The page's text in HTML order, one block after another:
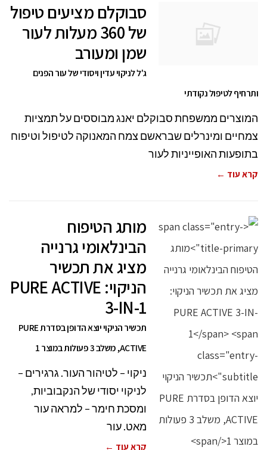
סבוקלם מציעים טיפול
של 360 מעלות לעור
שמן ומעורב
ג'ל לניקוי עדין ויסודי של עור הפנים
ותרחיף לטיפול נקודתי
המוצרים ממשפחת סבוקלם יאנג מבוססים על תמציות
צמחיים ומינרלים שבראשם צמח המאנוקה לטיפול וטיפוח
בתופעות האופייניות לעור
קרא עוד ←
מותג הטיפוח
הבינלאומי גרנייה
מציג את תכשיר
הניקוי: PURE ACTIVE
3-IN-1
תכשיר הניקוי יוצא הדופן בסדרת PURE
ACTIVE, משלב 3 פעולות במוצר 1
ניקוי – לטיהור העור. גרגירים –
לניקוי יסודי של הנקבוביות,
ומסכת חימר – למראה עור
מאט. עור
קרא עוד ←